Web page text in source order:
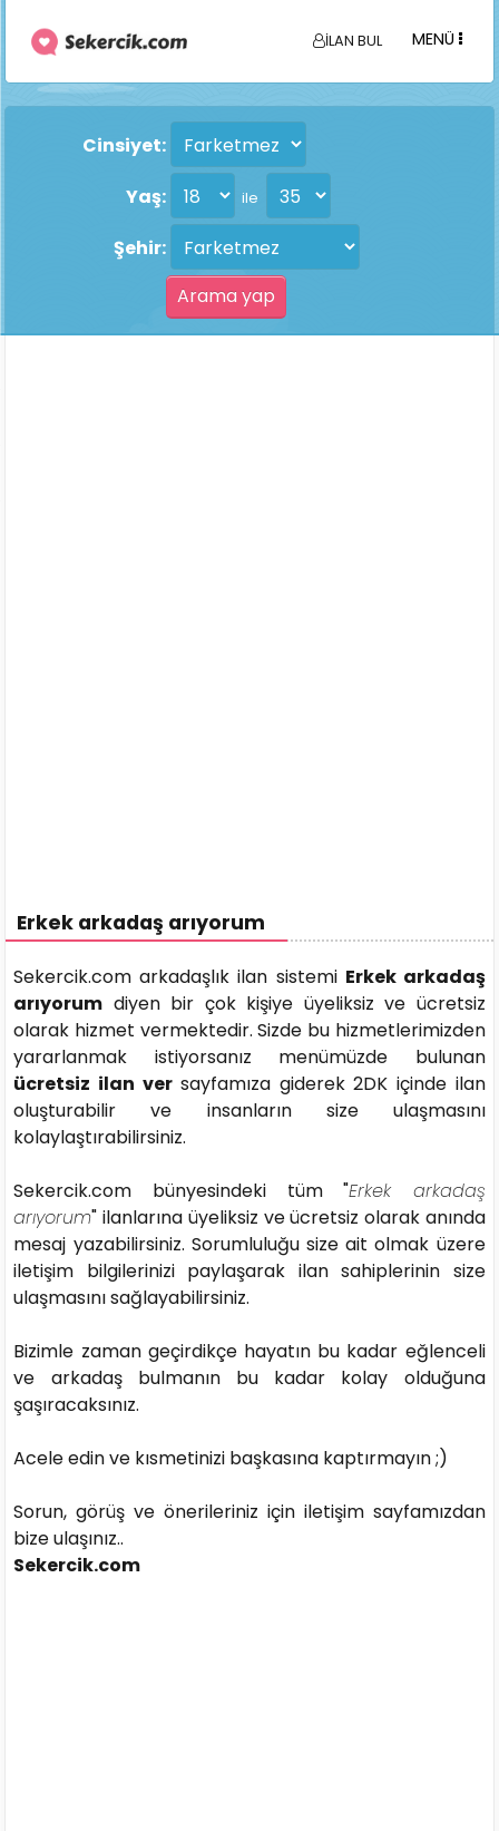
İLAN BUL MENÜ
Cinsiyet:
Yaş:
ile
Şehir:
Erkek arkadaş arıyorum
Sekercik.com arkadaşlık ilan sistemi Erkek arkadaş
arıyorum diyen bir çok kişiye üyeliksiz ve ücretsiz
olarak hizmet vermektedir. Sizde bu hizmetlerimizden
yararlanmak istiyorsanız menümüzde bulunan
ücretsiz ilan versayfamıza giderek 2DK içinde ilan
oluşturabilir ve insanların size ulaşmasını
kolaylaştırabilirsiniz.
Sekercik.com bünyesindeki tüm "Erkek arkadaş
arıyorum" ilanlarına üyeliksiz ve ücretsiz olarak anında
mesaj yazabilirsiniz. Sorumluluğu size ait olmak üzere
iletişim bilgilerinizi paylaşarak ilan sahiplerinin size
ulaşmasını sağlayabilirsiniz.
Bizimle zaman geçirdikçe hayatın bu kadar eğlenceli
ve arkadaş bulmanın bu kadar kolay olduğuna
şaşıracaksınız.
Acele edin ve kısmetinizi başkasına kaptırmayın ;)
Sorun, görüş ve önerileriniz için iletişim sayfamızdan
bize ulaşınız..
Sekercik.com